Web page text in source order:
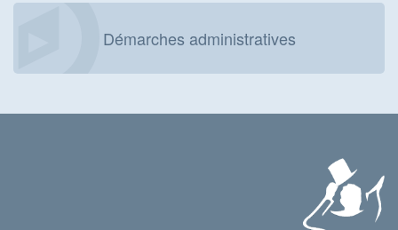
Démarches administratives